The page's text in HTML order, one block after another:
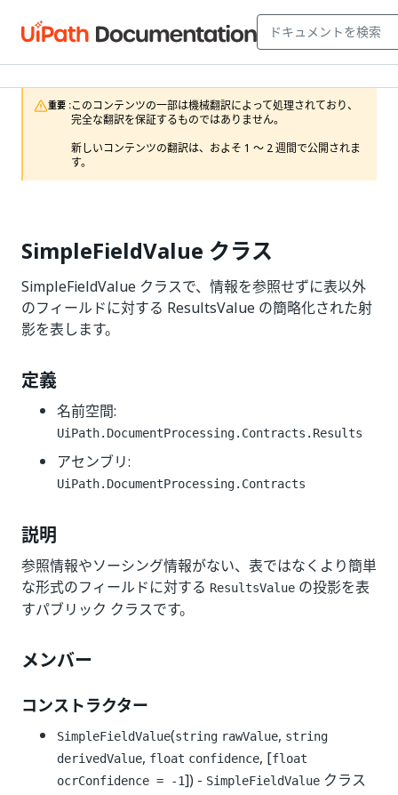
重要 :このコンテンツの一部は機械翻訳によって処理されており、
完全な翻訳を保証するものではありません。
新しいコンテンツの翻訳は、およそ 1 ～ 2 週間で公開されま
す。
SimpleFieldValue クラス
SimpleFieldValue クラスで、情報を参照せずに表以外
のフィールドに対する ResultsValue の簡略化された射
影を表します。
定義
名前空間:
UiPath.DocumentProcessing.Contracts.Results
アセンブリ:
UiPath.DocumentProcessing.Contracts
説明
参照情報やソーシング情報がない、表ではなくより簡単
な形式のフィールドに対する ResultsValue の投影を表
すパブリック クラスです。
メンバー
コンストラクター
SimpleFieldValue(string rawValue, string
derivedValue, float confidence, [float
ocrConfidence = -1]) - SimpleFieldValue クラス